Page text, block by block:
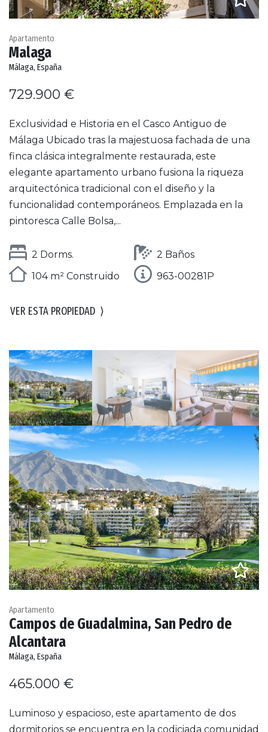
Apartamento
Malaga
Málaga, España
729.900 €
Exclusividad e Historia en el Casco Antiguo de
Málaga Ubicado tras la majestuosa fachada de una
finca clásica integralmente restaurada, este
elegante apartamento urbano fusiona la riqueza
arquitectónica tradicional con el diseño y la
funcionalidad contemporáneos. Emplazada en la
pintoresca Calle Bolsa,...
2 Dorms.
2 Baños
104 m² Construido
963-00281P
VER ESTA PROPIEDAD ⟩
Apartamento
Campos de Guadalmina, San Pedro de
Alcantara
Málaga, España
465.000 €
Luminoso y espacioso, este apartamento de dos
dormitorios se encuentra en la codiciada comunidad